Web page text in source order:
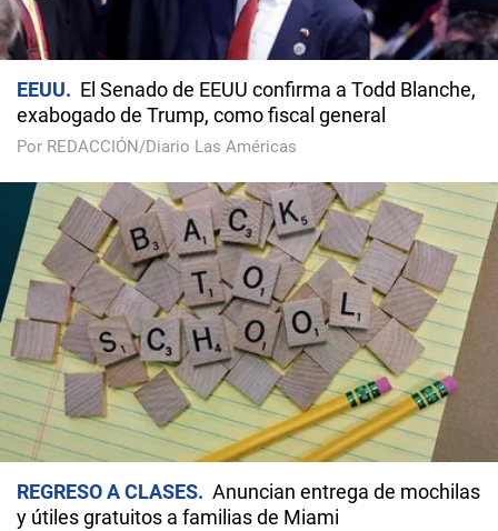
EEUU
El Senado de EEUU confirma a Todd Blanche,
exabogado de Trump, como fiscal general
Por REDACCIÓN/Diario Las Américas
REGRESO A CLASES
Anuncian entrega de mochilas
y útiles gratuitos a familias de Miami